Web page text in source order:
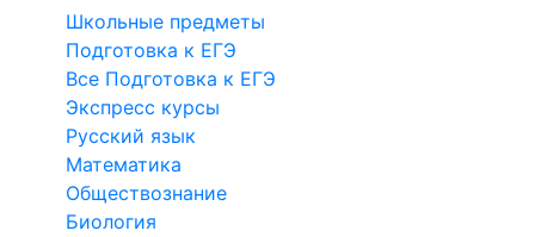
Школьные предметы
Подготовка к ЕГЭ
Все Подготовка к ЕГЭ
Экспресс курсы
Русский язык
Математика
Обществознание
Биология